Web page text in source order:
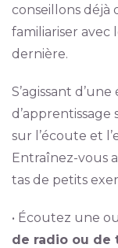
conseillons déjà
familiariser
dernière.
S’agissant
sur l’écoute et
Entraînez-vous
tas de petits
• Écoutez une
de radio ou de